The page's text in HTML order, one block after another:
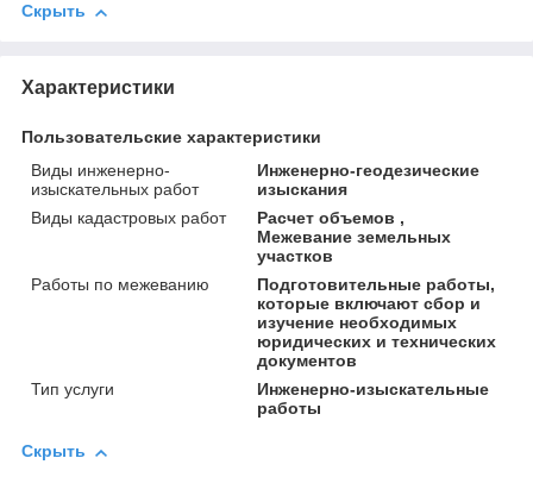
Скрыть
Характеристики
Пользовательские характеристики
Виды инженерно-
изыскательных работ
Инженерно-геодезические
изыскания
Виды кадастровых работ
Расчет объемов ,
Межевание земельных
участков
Работы по межеванию
Подготовительные работы,
которые включают сбор и
изучение необходимых
юридических и технических
документов
Тип услуги
Инженерно-изыскательные
работы
Скрыть